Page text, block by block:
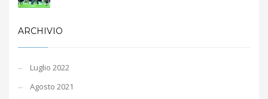
ARCHIVIO
Luglio 2022
Agosto 2021